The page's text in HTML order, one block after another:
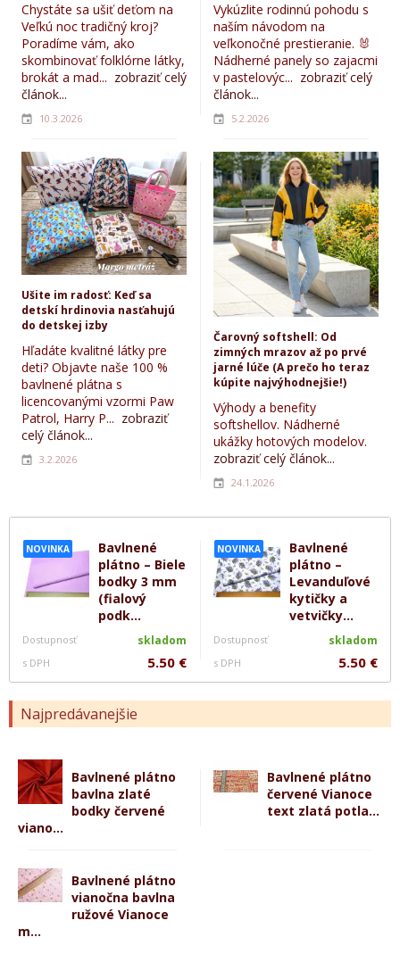
NOVINKA
Bavlnené
plátno – Biele
bodky 3 mm
(fialový
podk...
Dostupnosť skladom
s DPH 5.50 €
NOVINKA
Bavlnené
plátno –
Levanduľové
kytičky a
vetvičky...
Dostupnosť skladom
s DPH 5.50 €
Najpredávanejšie
Bavlnené plátno
bavlna zlaté
bodky červené
viano...
Bavlnené plátno
červené Vianoce
text zlatá potla...
Bavlnené plátno
vianočna bavlna
ružové Vianoce
m...
Chystáte sa ušiť deťom na
Veľkú noc tradičný kroj?
Poradíme vám, ako
skombinovať folklórne látky,
brokát a mad... zobraziť celý
článok...
10.3.2026
Vykúzlite rodinnú pohodu s
naším návodom na
veľkonočné prestieranie. 🐰
Nádherné panely so zajacmi
v pastelovýc... zobraziť celý
článok...
5.2.2026
Ušite im radosť: Keď sa
detskí hrdinovia nasťahujú
do detskej izby
Hľadáte kvalitné látky pre
deti? Objavte naše 100 %
bavlnené plátna s
licencovanými vzormi Paw
Patrol, Harry P... zobraziť
celý článok...
3.2.2026
Čarovný softshell: Od
zimných mrazov až po prvé
jarné lúče (A prečo ho teraz
kúpite najvýhodnejšie!)
Výhody a benefity
softshellov. Nádherné
ukážky hotových modelov.
zobraziť celý článok...
24.1.2026